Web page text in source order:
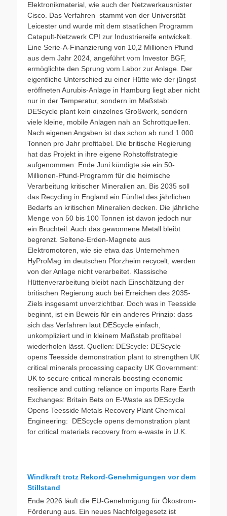
Elektronikmaterial, wie auch der Netzwerkausrüster
Cisco. Das Verfahren stammt von der Universität
Leicester und wurde mit dem staatlichen Programm
Catapult-Netzwerk CPI zur Industriereife entwickelt.
Eine Serie-A-Finanzierung von 10,2 Millionen Pfund
aus dem Jahr 2024, angeführt vom Investor BGF,
ermöglichte den Sprung vom Labor zur Anlage. Der
eigentliche Unterschied zu einer Hütte wie der jüngst
eröffneten Aurubis-Anlage in Hamburg liegt aber nicht
nur in der Temperatur, sondern im Maßstab:
DEScycle plant kein einzelnes Großwerk, sondern
viele kleine, mobile Anlagen nah an Schrottquellen.
Nach eigenen Angaben ist das schon ab rund 1.000
Tonnen pro Jahr profitabel. Die britische Regierung
hat das Projekt in ihre eigene Rohstoffstrategie
aufgenommen: Ende Juni kündigte sie ein 50-
Millionen-Pfund-Programm für die heimische
Verarbeitung kritischer Mineralien an. Bis 2035 soll
das Recycling in England ein Fünftel des jährlichen
Bedarfs an kritischen Mineralien decken. Die jährliche
Menge von 50 bis 100 Tonnen ist davon jedoch nur
ein Bruchteil. Auch das gewonnene Metall bleibt
begrenzt. Seltene-Erden-Magnete aus
Elektromotoren, wie sie etwa das Unternehmen
HyProMag im deutschen Pforzheim recycelt, werden
von der Anlage nicht verarbeitet. Klassische
Hüttenverarbeitung bleibt nach Einschätzung der
britischen Regierung auch bei Erreichen des 2035-
Ziels insgesamt unverzichtbar. Doch was in Teesside
beginnt, ist ein Beweis für ein anderes Prinzip: dass
sich das Verfahren laut DEScycle einfach,
unkompliziert und in kleinem Maßstab profitabel
wiederholen lässt. Quellen: DEScycle: DEScycle
opens Teesside demonstration plant to strengthen UK
critical minerals processing capacity UK Government:
UK to secure critical minerals boosting economic
resilience and cutting reliance on imports Rare Earth
Exchanges: Britain Bets on E-Waste as DEScycle
Opens Teesside Metals Recovery Plant Chemical
Engineering: DEScycle opens demonstration plant
for critical materials recovery from e-waste in U.K.
Windkraft trotz Rekord-Genehmigungen vor dem
Stillstand
Ende 2026 läuft die EU-Genehmigung für Ökostrom-
Förderung aus. Ein neues Nachfolgegesetz ist